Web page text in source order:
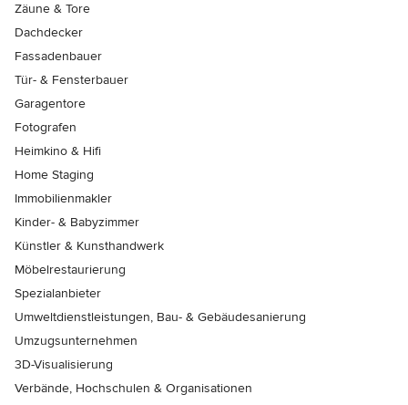
Zäune & Tore
Dachdecker
Fassadenbauer
Tür- & Fensterbauer
Garagentore
Fotografen
Heimkino & Hifi
Home Staging
Immobilienmakler
Kinder- & Babyzimmer
Künstler & Kunsthandwerk
Möbelrestaurierung
Spezialanbieter
Umweltdienstleistungen, Bau- & Gebäudesanierung
Umzugsunternehmen
3D-Visualisierung
Verbände, Hochschulen & Organisationen